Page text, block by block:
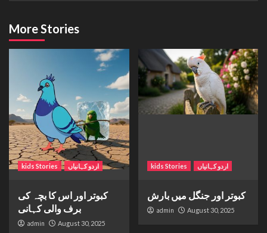
More Stories
kids Stories اردو کہانیاں
کبوتر اور اس کا بچہ کی
برف والی کہانی
admin August 30, 2025
kids Stories اردو کہانیاں
کبوتر اور جنگل میں بارش
admin August 30, 2025